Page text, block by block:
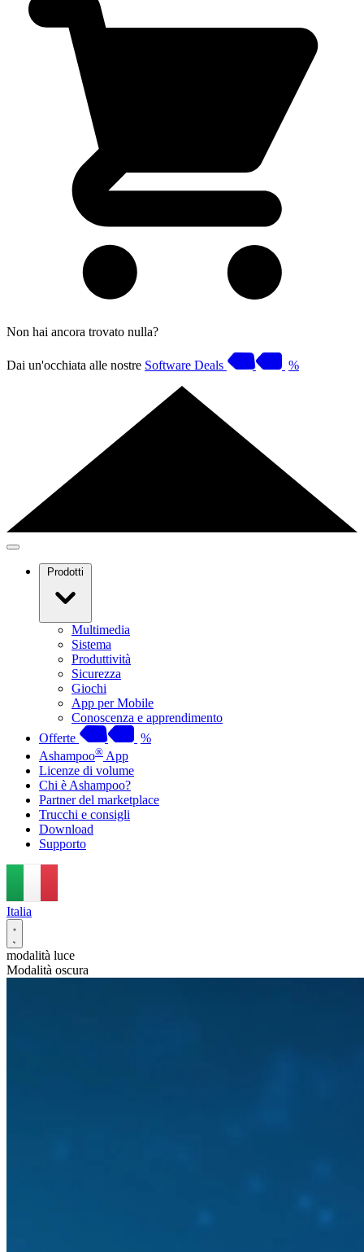
Non hai ancora trovato nulla?
Dai un'occhiata alle nostre Software Deals %
Prodotti
Multimedia
Sistema
Produttività
Sicurezza
Giochi
App per Mobile
Conoscenza e apprendimento
Offerte
%
Ashampoo® App
Licenze di volume
Chi è Ashampoo?
Partner del marketplace
Trucchi e consigli
Download
Supporto
Italia
modalità luce
Modalità oscura